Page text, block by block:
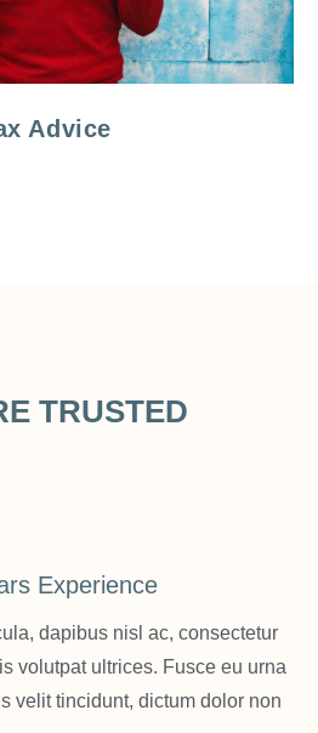
Advice
TRUSTED
Experience
dapibus nisl ac, consectetur
volutpat ultrices. Fusce eu urna
velit tincidunt, dictum dolor non